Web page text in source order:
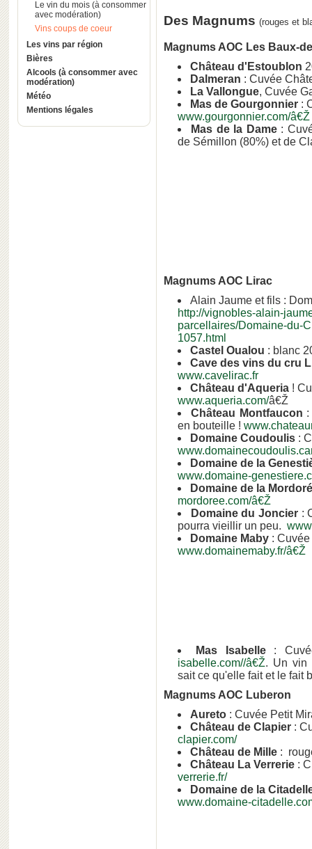
Le vin du mois (à consommer
avec modération)
Vins coups de coeur
Les vins par région
Bières
Alcools (à consommer avec
modération)
Météo
Mentions légales
Des Magnums (rouges et
Magnums AOC Les Baux-
Château d'Estoublon
Dalmeran : Cuvée
La Vallongue, Cuvée
Mas de Gourgonnier :
www.gourgonnier.com/â€Ž
Mas de la Dame :
de Sémillon (80%) et de
Magnums AOC Lirac
Alain Jaume et fils :
http://vignobles-alain-
parcellaires/Domaine-du-
1057.html
Castel Oualou : blanc
Cave des vins du cru
www.cavelirac.fr
Château d'Aqueria !
www.aqueria.com/â€Ž
Château Montfaucon
en bouteille !
Domaine Coudoulis :
Domaine de la
www.domaine-
Domaine de la
mordoree.com/â€Ž
Domaine du Joncier :
pourra vieillir un peu.
Domaine Maby :
www.domainemaby.fr/â€Ž
Mas Isabelle:
isabelle.com//â€Ž. Un vin
sait ce qu'elle fait et le fait
Magnums AOC Luberon
Aureto : Cuvée Petit
Château de Clapier :
clapier.com/
Château de Mille :
Château La Verrerie :
verrerie.fr/
Domaine de la
www.domaine-